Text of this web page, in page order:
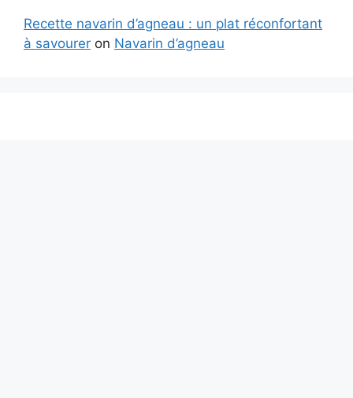
Recette navarin d’agneau : un plat réconfortant
à savourer on Navarin d’agneau